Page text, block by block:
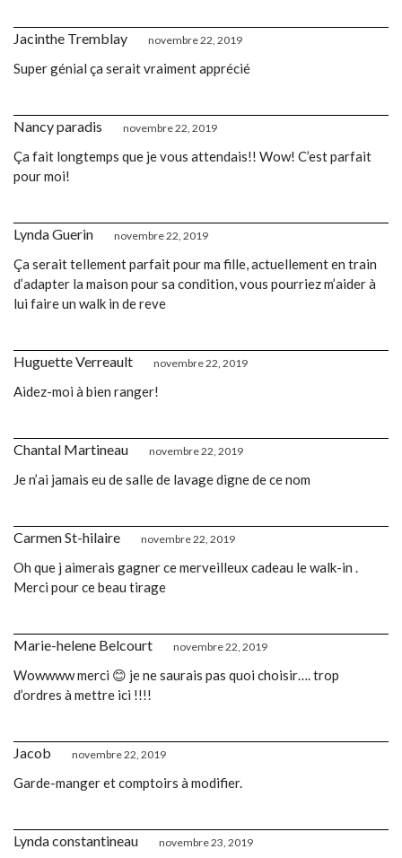
Jacinthe Tremblay novembre 22, 2019
Super génial ça serait vraiment apprécié
Nancy paradis novembre 22, 2019
Ça fait longtemps que je vous attendais!! Wow! C’est parfait
pour moi!
Lynda Guerin novembre 22, 2019
Ça serait tellement parfait pour ma fille, actuellement en train
d’adapter la maison pour sa condition, vous pourriez m’aider à
lui faire un walk in de reve
Huguette Verreault novembre 22, 2019
Aidez-moi à bien ranger!
Chantal Martineau novembre 22, 2019
Je n’ai jamais eu de salle de lavage digne de ce nom
Carmen St-hilaire novembre 22, 2019
Oh que j aimerais gagner ce merveilleux cadeau le walk-in .
Merci pour ce beau tirage
Marie-helene Belcourt novembre 22, 2019
Wowwww merci 😊 je ne saurais pas quoi choisir…. trop
d’ordres à mettre ici !!!!
Jacob novembre 22, 2019
Garde-manger et comptoirs à modifier.
Lynda constantineau novembre 23, 2019